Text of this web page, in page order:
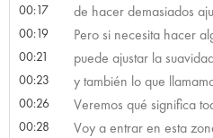
00:17 de hacer demasiados
00:19 Pero si necesita hacer
00:21 puede ajustar la
00:23 y también lo que
00:26 Veremos qué significa
00:28 Voy a entrar en esta